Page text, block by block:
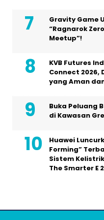
Gravity Game
“Ragnarok
Meetup”!
KVB Futures
Connect 2026,
yang Aman
Buka Peluang
di Kawasan
Huawei
Forming”
Sistem
The Smarter E